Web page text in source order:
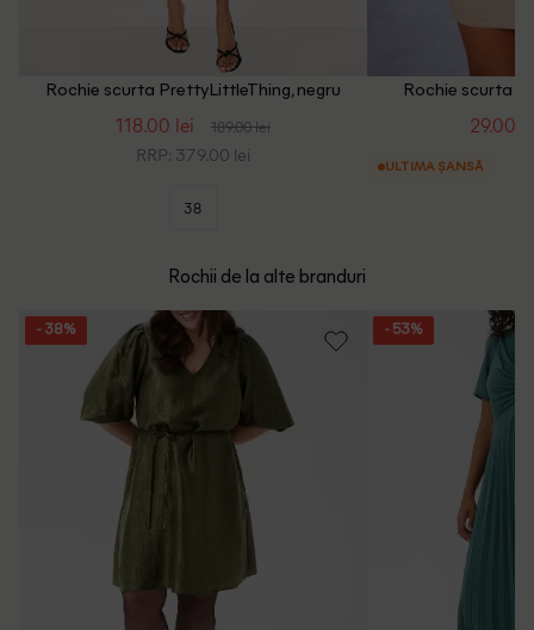
Rochie scurta PrettyLittleThing, negru
118.00 lei 189.00 lei
RRP: 379.00 lei
38
Rochie scurta
29.00
ULTIMA ȘANSĂ
Rochii de la alte branduri
- 38% - 53%